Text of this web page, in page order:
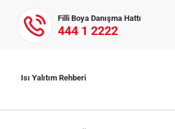
Filli Boya Danışma Hattı
444 1 2222
Isı Yalıtım Rehberi